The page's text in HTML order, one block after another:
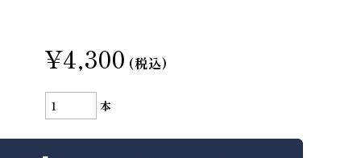
¥4,300 (税込)
本